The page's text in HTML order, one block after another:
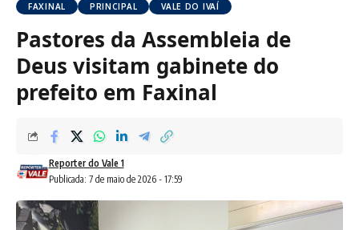
FAXINAL PRINCIPAL VALE DO IVAÍ
Pastores da Assembleia de
Deus visitam gabinete do
prefeito em Faxinal
Publicada: 7 de maio de 2026 - 17:59
Reporter do Vale 1